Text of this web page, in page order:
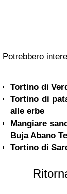
Potrebbero
Tortino di
Tortino di
alle erbe
Mangiare
Buja Abano
Tortino di